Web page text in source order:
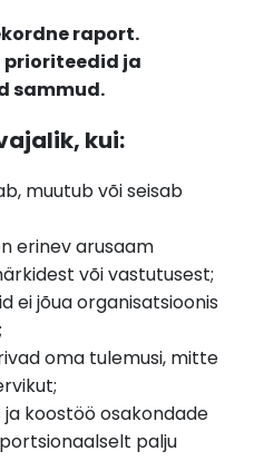
raport.
prioriteedid ja
sammud.
kui:
muutub või seisab
erinev arusaam
või vastutusest;
ei jõua organisatsioonis
oma tulemusi, mitte
koostöö osakondade
palju